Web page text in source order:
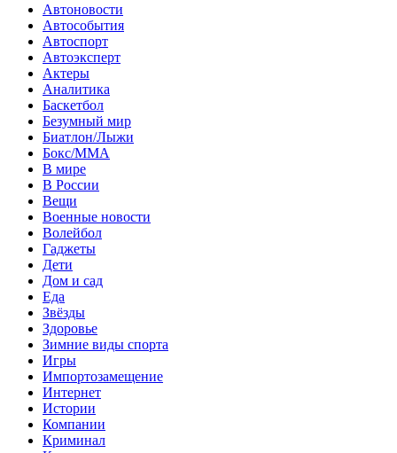
Автоновости
Автособытия
Автоспорт
Автоэксперт
Актеры
Аналитика
Баскетбол
Безумный мир
Биатлон/Лыжи
Бокс/MMA
В мире
В России
Вещи
Военные новости
Волейбол
Гаджеты
Дети
Дом и сад
Еда
Звёзды
Здоровье
Зимние виды спорта
Игры
Импортозамещение
Интернет
Истории
Компании
Криминал